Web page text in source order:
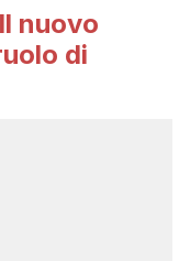
Il nuovo
di